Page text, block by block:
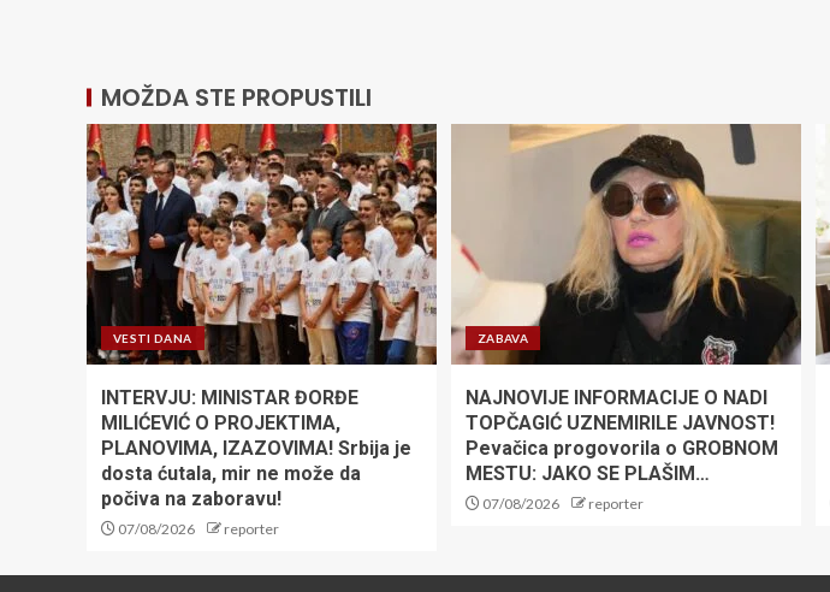
MOŽDA STE PROPUSTILI
VESTI DANA
INTERVJU: MINISTAR ĐORĐE
MILIĆEVIĆ O PROJEKTIMA,
PLANOVIMA, IZAZOVIMA! Srbija je
dosta ćutala, mir ne može da
počiva na zaboravu!
07/08/2026 reporter
ZABAVA
NAJNOVIJE INFORMACIJE O NADI
TOPČAGIĆ UZNEMIRILE JAVNOST!
Pevačica progovorila o GROBNOM
MESTU: JAKO SE PLAŠIM…
07/08/2026 reporter